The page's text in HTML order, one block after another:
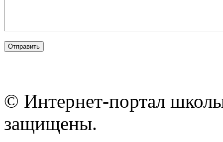
© Интернет-портал
защищены.